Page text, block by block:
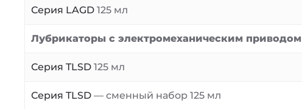
Серия LAGD 125 мл
Лубрикаторы с электромеханическим приводом
Серия TLSD 125 мл
Серия TLSD — сменный набор 125 мл